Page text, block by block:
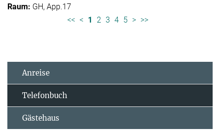
GH, App.17
<< < 1 2 3 4 5 > >>
Anreise
Telefonbuch
Gästehaus